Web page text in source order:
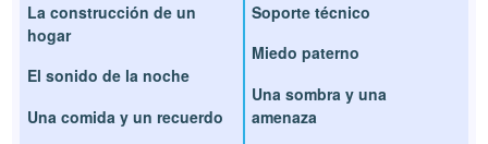
La construcción de un
hogar
El sonido de la noche
Una comida y un recuerdo
Soporte técnico
Miedo paterno
Una sombra y una
amenaza